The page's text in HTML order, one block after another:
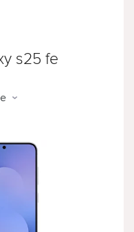
s25 fe